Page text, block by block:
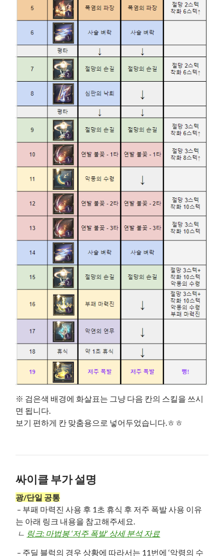
※ 검은색 배경에 화살표는 그냥 다음 칸의 스킬을 쓰시
면 됩니다.
보기 편하게 칸 맞춤용으로 넣어두었습니다.ㅎㅎ
싸이클 부가 설명
광/단일 공통
– 부패 마력진 사용 후 1초 휴식 후 저주 폭발 사용 이유
는 아래 링크 내용을 참고해주세요.
ㄴ 링크: 마법봉 ‘저주 폭발’ 상세 분석 자료
– 주딜 블럭의 경우 상황에 따라서는 11번에 ‘악령의 수